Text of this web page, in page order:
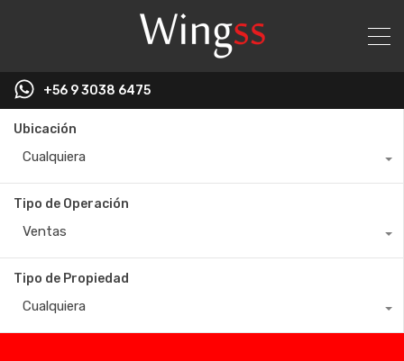
+56 9 3038 6475
Ubicación
Cualquiera
Tipo de Operación
Ventas
Tipo de Propiedad
Cualquiera